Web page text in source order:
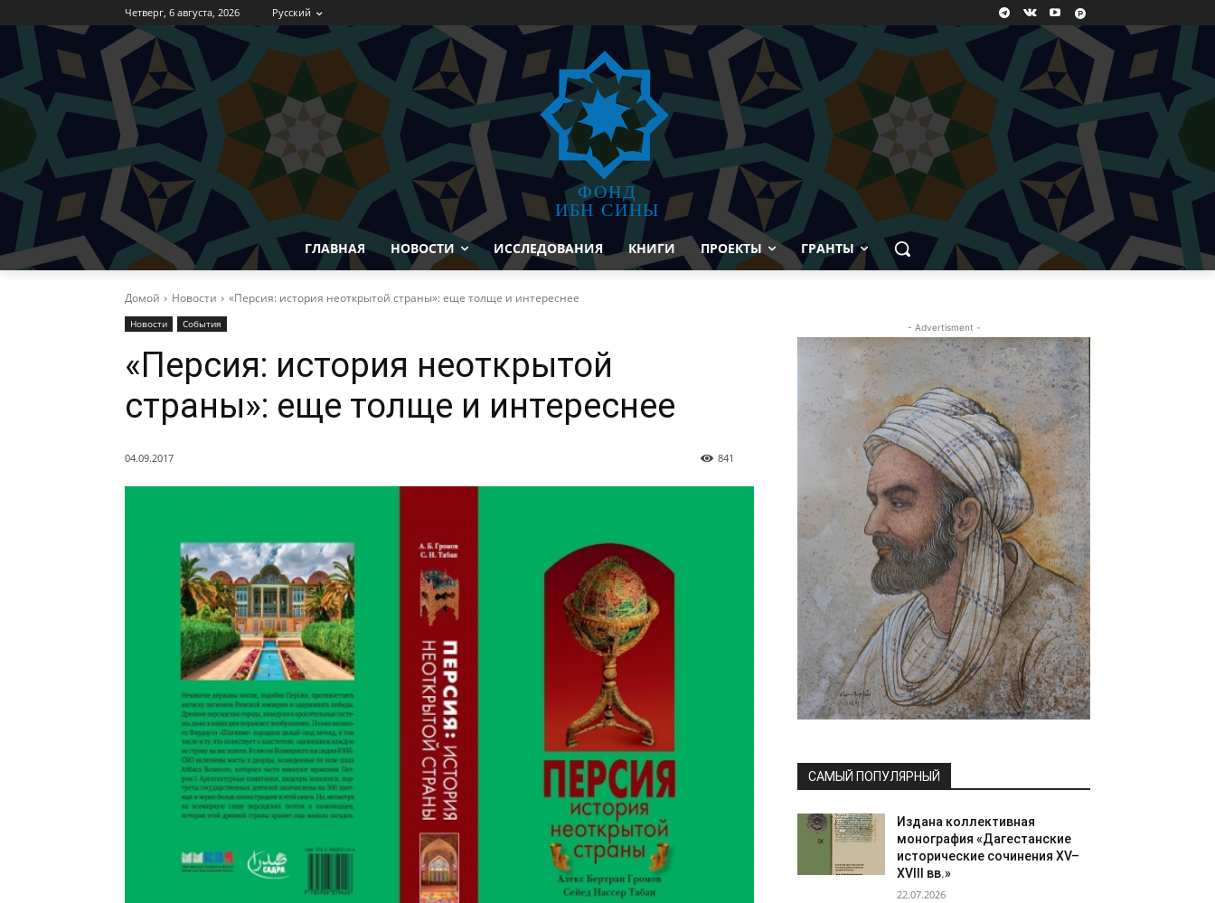
Четверг, 6 августа, 2026 Русский
ФОНД
ИБН СИНЫ
ГЛАВНАЯ НОВОСТИ ИССЛЕДОВАНИЯ КНИГИ ПРОЕКТЫ ГРАНТЫ
Домой Новости «Персия: история неоткрытой страны»: еще толще и интереснее
Новости События
«Персия: история неоткрытой
страны»: еще толще и интереснее
04.09.2017 841
- Advertisment -
САМЫЙ ПОПУЛЯРНЫЙ
Издана коллективная
монография «Дагестанские
исторические сочинения XV–
XVIII вв.»
22.07.2026